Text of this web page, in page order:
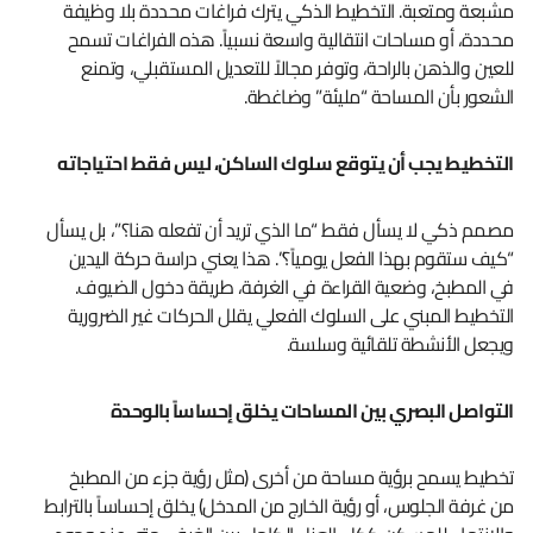
مشبعة ومتعبة. التخطيط الذكي يترك فراغات محددة بلا وظيفة
محددة، أو مساحات انتقالية واسعة نسبياً. هذه الفراغات تسمح
للعين والذهن بالراحة، وتوفر مجالاً للتعديل المستقبلي، وتمنع
الشعور بأن المساحة “مليئة” وضاغطة.
التخطيط يجب أن يتوقع سلوك الساكن، ليس فقط احتياجاته
مصمم ذكي لا يسأل فقط “ما الذي تريد أن تفعله هنا؟”، بل يسأل
“كيف ستقوم بهذا الفعل يومياً؟”. هذا يعني دراسة حركة اليدين
في المطبخ، وضعية القراءة في الغرفة، طريقة دخول الضيوف.
التخطيط المبني على السلوك الفعلي يقلل الحركات غير الضرورية
ويجعل الأنشطة تلقائية وسلسة.
التواصل البصري بين المساحات يخلق إحساساً بالوحدة
تخطيط يسمح برؤية مساحة من أخرى (مثل رؤية جزء من المطبخ
من غرفة الجلوس، أو رؤية الخارج من المدخل) يخلق إحساساً بالترابط